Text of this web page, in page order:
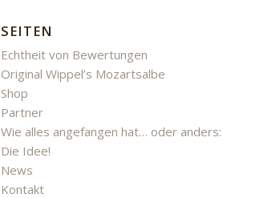
SEITEN
Echtheit von Bewertungen
Original Wippel’s Mozartsalbe
Shop
Partner
Wie alles angefangen hat… oder anders:
Die Idee!
News
Kontakt